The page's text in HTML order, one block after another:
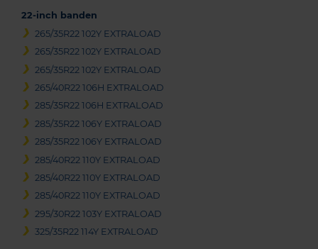
22-inch banden
265/35R22 102Y EXTRALOAD
265/35R22 102Y EXTRALOAD
265/35R22 102Y EXTRALOAD
265/40R22 106H EXTRALOAD
285/35R22 106H EXTRALOAD
285/35R22 106Y EXTRALOAD
285/35R22 106Y EXTRALOAD
285/40R22 110Y EXTRALOAD
285/40R22 110Y EXTRALOAD
285/40R22 110Y EXTRALOAD
295/30R22 103Y EXTRALOAD
325/35R22 114Y EXTRALOAD